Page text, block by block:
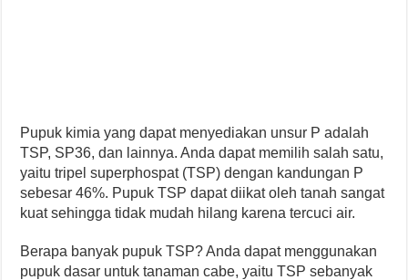
Pupuk kimia yang dapat menyediakan unsur P adalah
TSP, SP36, dan lainnya. Anda dapat memilih salah satu,
yaitu tripel superphospat (TSP) dengan kandungan P
sebesar 46%. Pupuk TSP dapat diikat oleh tanah sangat
kuat sehingga tidak mudah hilang karena tercuci air.
Berapa banyak pupuk TSP? Anda dapat menggunakan
pupuk dasar untuk tanaman cabe, yaitu TSP sebanyak